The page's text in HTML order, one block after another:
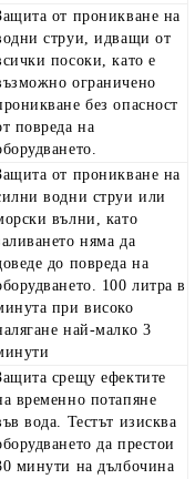
от проникване на
струи, идващи от
посоки, като е
ограничено
без опасност
повреда на
от проникване на
водни струи или
вълни, като
няма да
до повреда на
100 литра в
при високо
най-малко 3
срещу ефектите
временно потапяне
вода. Тестът изисква
да престои
минути на дълбочина